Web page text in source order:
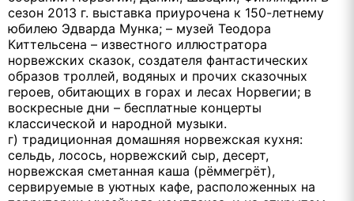
сезон 2013 г. выставка приурочена к 150-летнему
юбилею Эдварда Мунка; – музей Теодора
Киттельсена – известного иллюстратора
норвежских сказок, создателя фантастических
образов троллей, водяных и прочих сказочных
героев, обитающих в горах и лесах Норвегии; в
воскресные дни – бесплатные концерты
классической и народной музыки.
г) традиционная домашняя норвежская кухня:
сельдь, лосось, норвежский сыр, десерт,
норвежская сметанная каша (рёммегрёт),
сервируемые в уютных кафе, расположенных на